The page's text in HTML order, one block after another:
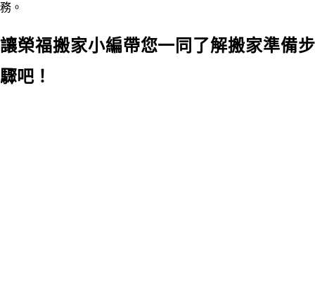
務。
讓榮福搬家小編帶您一同了解搬家準備步
驟吧！